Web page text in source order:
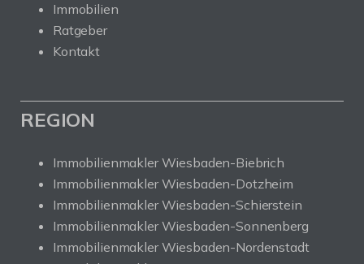
Immobilien
Ratgeber
Kontakt
REGION
Immobilienmakler Wiesbaden-Biebrich
Immobilienmakler Wiesbaden-Dotzheim
Immobilienmakler Wiesbaden-Schierstein
Immobilienmakler Wiesbaden-Sonnenberg
Immobilienmakler Wiesbaden-Nordenstadt